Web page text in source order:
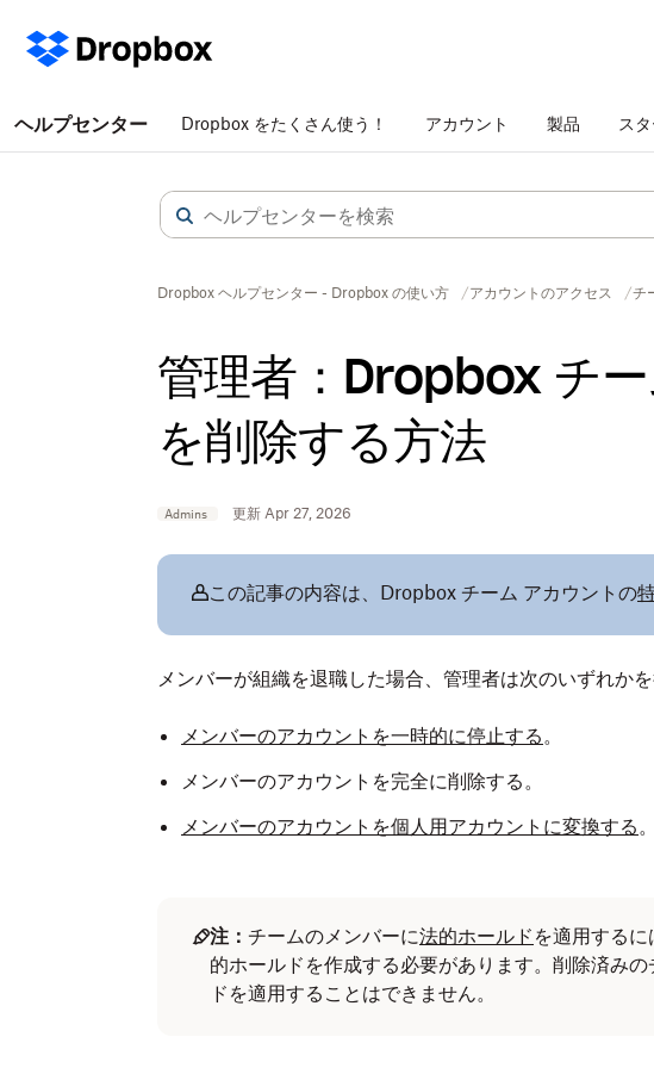
ヘルプセンター Dropbox をたくさん使う！ アカウント 製品 ス
Dropbox ヘルプセンター - Dropbox の使い方 アカウントのアクセス チ
管理者：Dropbox チ
を削除する方法
Admins 更新 Apr 27, 2026
この記事の内容は、Dropbox チーム アカウントの
メンバーが組織を退職した場合、管理者は次のいずれかを
メンバーのアカウントを一時的に停止する。
メンバーのアカウントを完全に削除する。
メンバーのアカウントを個人用アカウントに変換する。
注： チームのメンバーに法的ホールド を適用する
的ホールドを作成する必要があります。削除済み
ドを適用することはできません。